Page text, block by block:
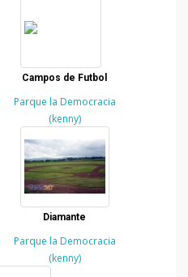
Campos de Futbol
Parque la Democracia
(kenny)
Diamante
Parque la Democracia
(kenny)